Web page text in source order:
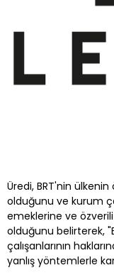
Üredi, BRT'nin
olduğunu ve kurum
emeklerine ve özverili
olduğunu belirterek,
çalışanlarının
yanlış yöntemlerle